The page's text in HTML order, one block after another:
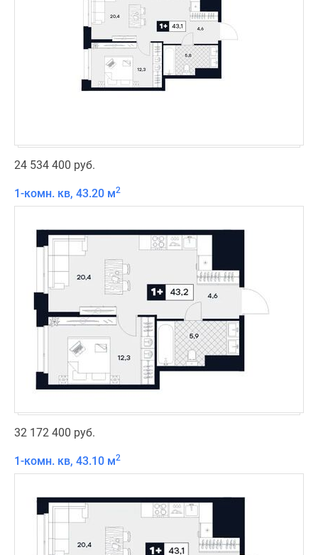
24 534 400 руб.
1-комн. кв, 43.20 м2
32 172 400 руб.
1-комн. кв, 43.10 м2